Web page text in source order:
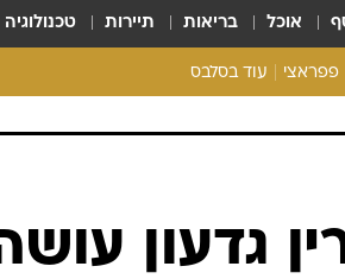
אוכל בריאות תיירות טכנולוגיה
פפראצי עוד בסלבס
רכלו לנו
גדעון